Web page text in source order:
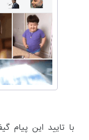
با تایید این پیام